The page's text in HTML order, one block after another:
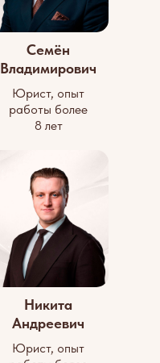
Семён
Владимирович
Юрист, опыт
работы более
8 лет
Никита
Андреевич
Юрист, опыт